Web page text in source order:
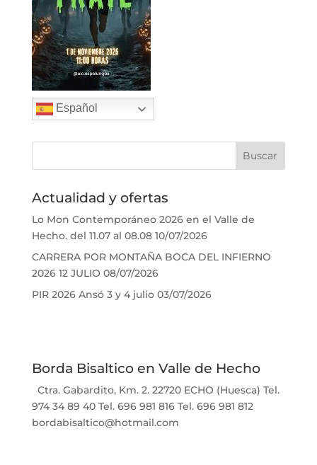
Español
Actualidad y ofertas
Lo Mon Contemporáneo 2026 en el Valle de
Hecho. del 11.07 al 08.08 10/07/2026
CARRERA POR MONTAÑA BOCA DEL INFIERNO
2026 12 JULIO 08/07/2026
PIR 2026 Ansó 3 y 4 julio 03/07/2026
Borda Bisaltico en Valle de Hecho
Ctra. Gabardito, Km. 2. 22720 ECHO (Huesca) Tel.
974 34 89 40 Tel. 696 981 816 Tel. 696 981 812
bordabisaltico@hotmail.com